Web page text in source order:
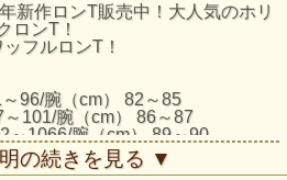
新作ロンT販売中！大人気のホリ
ロンT！
フルロンT！
96/腕（cm） 82～85
101/腕（cm） 86～87
～1066/腕（cm） 89～90
～116/腕（cm） 1 91～93
～1166/腕（cm） 94～95
の続きを見る ▼